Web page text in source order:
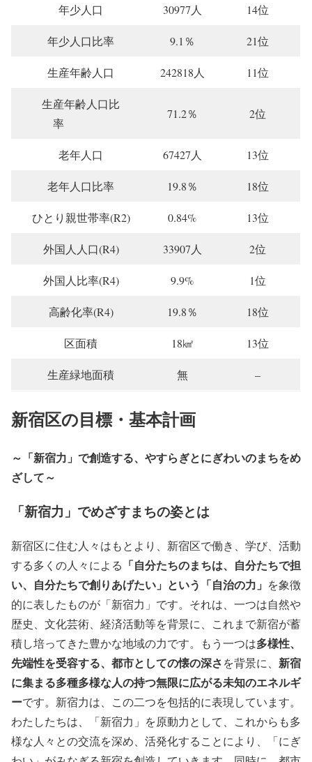
年少人口 30977人 14位
年少人口比率 9.1％ 21位
生産年齢人口 242818人 11位
生産年齢人口比
率
71.2％ 2位
老年人口 67427人 13位
老年人口比率 19.8％ 18位
ひとり親世帯率(R2) 0.84% 13位
外国人人口(R4) 33907人 2位
外国人比率(R4) 9.9% 1位
高齢化率(R4) 19.8％ 18位
区面積 18㎢ 13位
生産緑地面積 無 –
新宿区の目標・基本計画
～ 「新宿力」 で創造する、やすらぎとにぎわいのまちをめ
ざして～
「新宿力」でめざすまちの姿とは
新宿区に住む人々はもとより、新宿区で働き、学び、活動
する多くの人々による 「自分たちのまちは、自分たちで担
い、自分たちで創りあげたい」という「自治の力」 を象徴
的に表したものが 「新宿力」 です。それは、一つは自然や
歴史、文化芸術、経済活動等を背景に、これまで新宿が蓄
積し培ってきた豊かな地域の力です。もう一つは多様性、
先端性を受容する、都市としての懐の深さを背景に、 新宿
に集まる多種多様な人の持つ無限に広がる未知のエネルギ
ーです。新宿力は、この二つを包括的に表現しています。
わたしたちは、「新宿力」を原動力として、これからも多
様な人々との交流を深め、活発化することにより、「にぎ